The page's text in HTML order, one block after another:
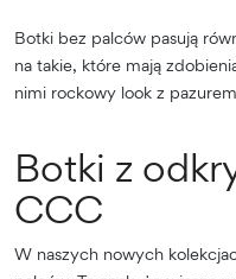
Botki bez palców pasują
na takie, które mają
nimi rockowy look z
Botki z
CCC
W naszych nowych